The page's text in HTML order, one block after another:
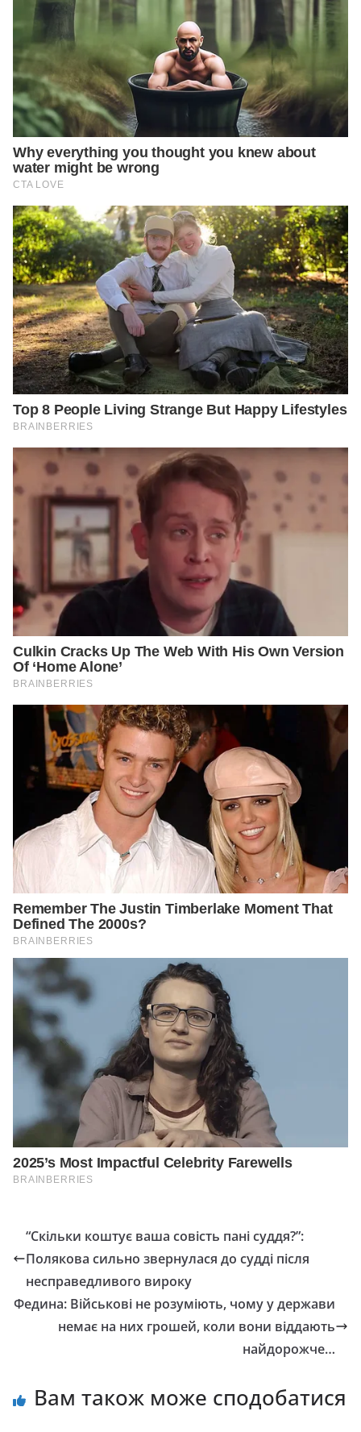
“Скільки коштує ваша совість пані суддя?”:
Полякова сильно звернулася до судді після
несправедливого вироку
Федина: Військові не розуміють, чому у держави
немає на них грошей, коли вони віддають
найдорожче…
Вам також може сподобатися